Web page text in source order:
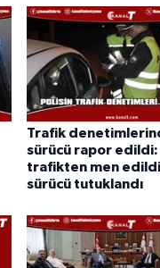
Trafik
sürücü rapor edildi:
trafikten men
sürücü tutuklandı